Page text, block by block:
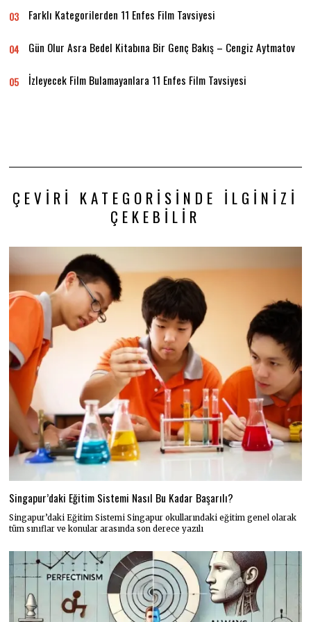
03 Farklı Kategorilerden 11 Enfes Film Tavsiyesi
04 Gün Olur Asra Bedel Kitabına Bir Genç Bakış – Cengiz Aytmatov
05 İzleyecek Film Bulamayanlara 11 Enfes Film Tavsiyesi
ÇEVIRI KATEGORISINDE İLGINIZI
ÇEKEBILIR
Singapur’daki Eğitim Sistemi Nasıl Bu Kadar Başarılı?
Singapur’daki Eğitim Sistemi Singapur okullarındaki eğitim genel olarak
tüm sınıflar ve konular arasında son derece yazılı